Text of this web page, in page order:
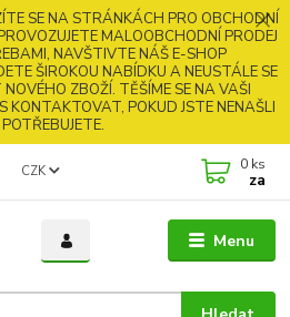
SE NA STRÁNKÁCH PRO OBCHODNÍ
MALOOBCHODNÍ PRODEJ
NAVŠTIVTE NÁŠ E-SHOP
ŠIROKOU NABÍDKU A NEUSTÁLE SE
ZBOŽÍ. TĚŠÍME SE NA VAŠI
KONTAKTOVAT, POKUD JSTE NENAŠLI
Menu
CZK 0 ks
za